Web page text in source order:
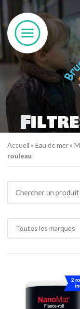
Accueil » Eau de mer»
rouleau
Toutes les marques